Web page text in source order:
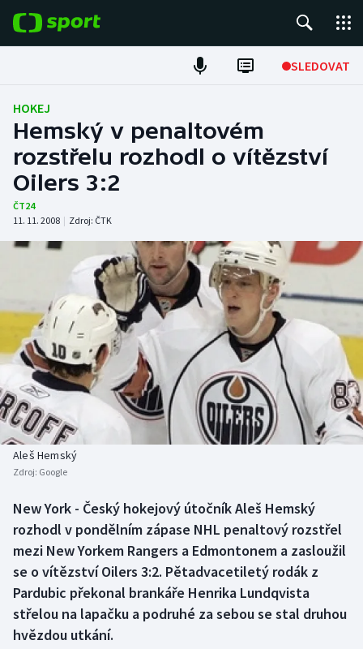
SLEDOVAT
ME v atletice
ME v plavání
Fotbal
Hokej
DALŠÍ SPORTY
Americký fotbal
Atletika
Baseball a softbal
Basketbal
Boby a skeleton
Box
Curling
NEPŘEHLÉDNĚTE
Soutěže
Historické návraty
Aplikace ČT sport
HOKEJ
Hemský v penaltovém
rozstřelu rozhodl o vítězství
Oilers 3:2
ČT24
11. 11. 2008 | Zdroj: ČTK
Aleš Hemský
Zdroj: Google
New York - Český hokejový útočník Aleš Hemský
rozhodl v pondělním zápase NHL penaltový rozstřel
mezi New Yorkem Rangers a Edmontonem a zasloužil
se o vítězství Oilers 3:2. Pětadvacetiletý rodák z
Pardubic překonal brankáře Henrika Lundqvista
střelou na lapačku a podruhé za sebou se stal druhou
hvězdou utkání.